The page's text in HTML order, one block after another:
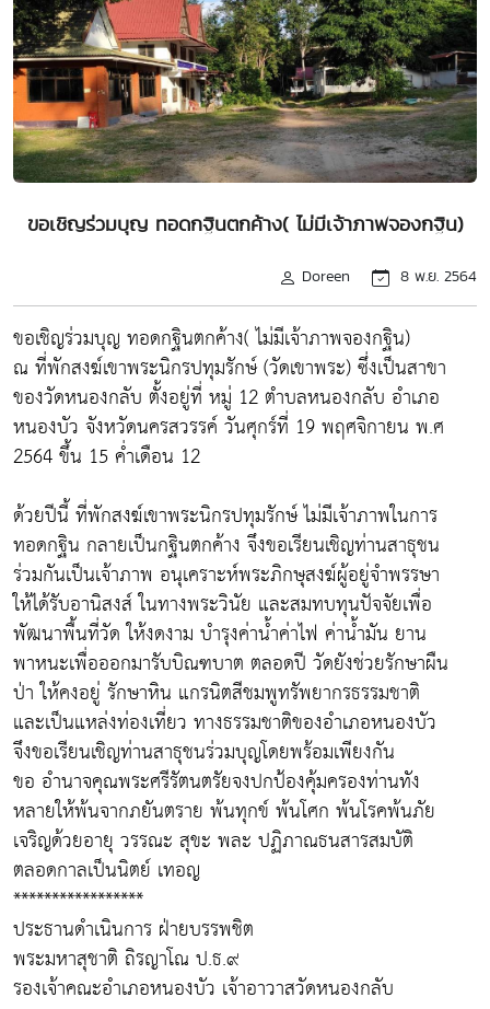
ขอเชิญร่วมบุญ ทอดกฐินตกค้าง( ไม่มีเจ้าภาพจองกฐิน)
Doreen 8 พ.ย. 2564
ขอเชิญร่วมบุญ ทอดกฐินตกค้าง( ไม่มีเจ้าภาพจองกฐิน)
ณ ที่พักสงฆ์เขาพระนิกรปทุมรักษ์ (วัดเขาพระ) ซึ่งเป็นสาขา
ของวัดหนองกลับ ตั้งอยู่ที่ หมู่ 12 ตำบลหนองกลับ อำเภอ
หนองบัว จังหวัดนครสวรรค์ วันศุกร์ที่ 19 พฤศจิกายน พ.ศ
2564 ขึ้น 15 ค่ำเดือน 12
ด้วยปีนี้ ที่พักสงฆ์เขาพระนิกรปทุมรักษ์ ไม่มีเจ้าภาพในการ
ทอดกฐิน กลายเป็นกฐินตกค้าง จึงขอเรียนเชิญท่านสาธุชน
ร่วมกันเป็นเจ้าภาพ อนุเคราะห์พระภิกษุสงฆ์ผู้อยู่จำพรรษา
ให้ได้รับอานิสงส์ ในทางพระวินัย และสมทบทุนปัจจัยเพื่อ
พัฒนาพื้นที่วัด ให้งดงาม บำรุงค่าน้ำค่าไฟ ค่าน้ำมัน ยาน
พาหนะเพื่อออกมารับบิณฑบาต ตลอดปี วัดยังช่วยรักษาผืน
ป่า ให้คงอยู่ รักษาหิน แกรนิตสีชมพูทรัพยากรธรรมชาติ
และเป็นแหล่งท่องเที่ยว ทางธรรมชาติของอำเภอหนองบัว
จึงขอเรียนเชิญท่านสาธุชนร่วมบุญโดยพร้อมเพียงกัน
ขอ อำนาจคุณพระศรีรัตนตรัยจงปกป้องคุ้มครองท่านทัง
หลายให้พ้นจากภยันตราย พ้นทุกข์ พ้นโศก พ้นโรคพ้นภัย
เจริญด้วยอายุ วรรณะ สุขะ พละ ปฏิภาณธนสารสมบัติ
ตลอดกาลเป็นนิตย์ เทอญ
*****************
ประธานดำเนินการ ฝ่ายบรรพชิต
พระมหาสุชาติ ถิรญาโณ ป.ธ.๙
รองเจ้าคณะอำเภอหนองบัว เจ้าอาวาสวัดหนองกลับ